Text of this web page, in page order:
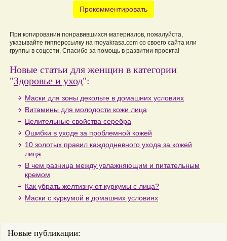
Прокомментировать
При копировании понравившихся материалов, пожалуйста,
указывайте гипперссылку на moyakrasa.com со своего сайта или
группы в соцсети. Спасибо за помощь в развитии проекта!
Новые статьи для женщин в категории
"Здоровье и уход":
Маски для зоны декольте в домашних условиях
Витамины для молодости кожи лица
Целительные свойства серебра
Ошибки в уходе за проблемной кожей
10 золотых правил каждодневного ухода за кожей
лица
В чем разница между увлажняющим и питательным
кремом
Как убрать желтизну от куркумы с лица?
Маски с куркумой в домашних условиях
Новые публикации: